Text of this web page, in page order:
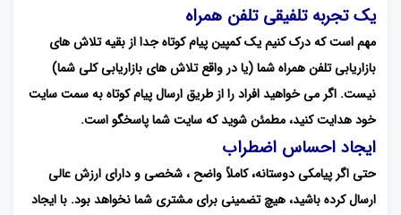
یک تجربه تلفیقی تلفن همراه
مهم است که درک کنیم یک کمپین پیام کوتاه جدا از بقیه تلاش های
بازاریابی تلفن همراه شما (یا در واقع تلاش های بازاریابی کلی شما)
نیست. اگر می خواهید افراد را از طریق ارسال پیام کوتاه به سمت سایت
خود هدایت کنید، مطمئن شوید که سایت شما پاسخگو است.
ایجاد احساس اضطراب
حتی اگر پیامکی دوستانه، کاملاً واضح ، شخصی و دارای ارزش عالی
ارسال کرده باشید، هیچ تضمینی برای مشتری شما نخواهد بود. با ایجاد